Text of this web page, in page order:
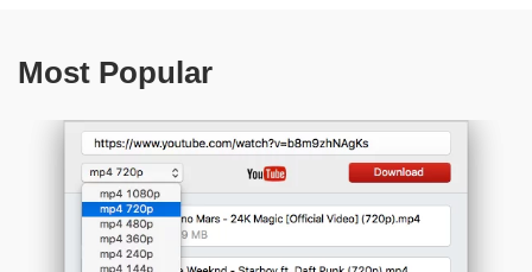
Most Popular